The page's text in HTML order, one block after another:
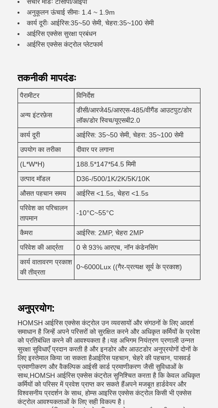
अनुकूलन ऊंचाई सीमाः 1.4 ~ 1.9m
कार्य दूरीः आईरिस:35~50 सेमी, चेहरा:35~100 सेमी
आईरिस एक्सेस सुरक्षा प्रबंधन
आईरिस एक्सेस कंट्रोल प्लेटफार्म
तकनीकी मापदंडः
पैरामीटर विनिर्देश
अन्य इंटरफ़ेस
डीसी/आरजे45/आरएस-485/वीगैंड आउटपुट/डोर
लॉक/डोर स्विच/यूएसबी2.0
कार्य दूरी
आईरिस: 35~50 सेमी, चेहरा: 35~100 सेमी
उपयोग का तरीका
दीवार पर लगाना
(L*W*H)
188.5*147*54.5 मिमी
उत्पाद मॉडल
D36-/500/1K/2K/5K/10K
औसत पहचान समय
आईरिस <1.5s, चेहरा <1.5s
परिवेश का परिचालन
तापमान
-10°C~55°C
कैमरा
आईरिस: 2MP, चेहरा 2MP
परिवेश की आर्द्रता
0 से 93% आरएच, नॉन कंडेनसिंग
कार्य वातावरण प्रकाश
की तीव्रता
0~6000Lux ((गैर-प्रत्यक्ष सूर्य के प्रकाश)
अनुप्रयोग:
HOMSH आईरिस एक्सेस कंट्रोल उन व्यवसायों और संगठनों के लिए आदर्श
समाधान है जिन्हें अपने परिसरों को सुरक्षित करने और अधिकृत कर्मियों के प्रवेश
को प्रतिबंधित करने की आवश्यकता है।यह अभिगम नियंत्रण प्रणाली उन्नत
सुरक्षा सुविधाएँ प्रदान करती है और इनडोर और आउटडोर अनुप्रयोगों दोनों के
लिए इस्तेमाल किया जा सकता हैआईरिस पहचान, चेहरे की पहचान, पासवर्ड
प्रमाणीकरण और वैकल्पिक आईसी कार्ड प्रमाणीकरण जैसी सुविधाओं के
साथ,HOMSH आईरिस एक्सेस कंट्रोल सुनिश्चित करता है कि केवल अधिकृत
कर्मियों को परिसर में प्रवेश प्राप्त कर सकते हैंअपने मजबूत हार्डवेयर और
विश्वसनीय प्रदर्शन के साथ, होम्स आइरिस एक्सेस कंट्रोल किसी भी एक्सेस
कंट्रोल आवश्यकताओं के लिए सही विकल्प है।